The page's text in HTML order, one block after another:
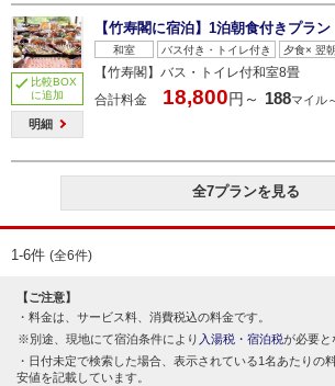
比較BOX
に追加
明細
【竹寿閣に宿泊】1泊朝食付きプラン
和室 バス付き・トイレ付き 夕食× 翌
【竹寿閣】バス・トイレ付和室8畳
合計料金
18,800円～ 188マイル
全7プランを見る
1-6件 (全6件)
【ご注意】
料金は、サービス料、消費税込の料金です。
別途、現地にて宿泊条件により 入湯税・宿泊税が必要と
日付未定で検索した場合、表示されている1名あたりの
安値を記載しています。